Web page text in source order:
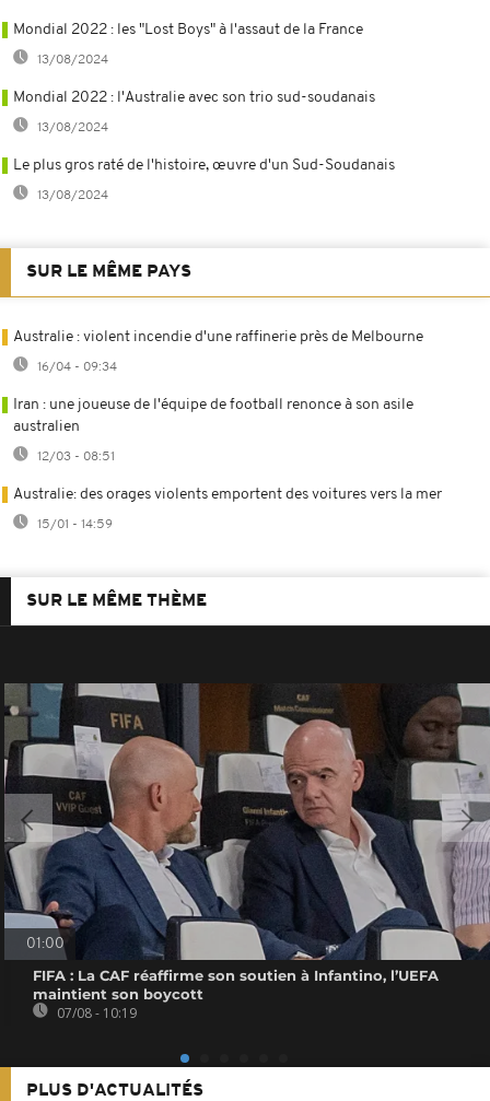
Mondial 2022 : les "Lost Boys" à l'assaut de la France
13/08/2024
Mondial 2022 : l'Australie avec son trio sud-soudanais
13/08/2024
Le plus gros raté de l'histoire, œuvre d'un Sud-Soudanais
13/08/2024
SUR LE MÊME PAYS
Australie : violent incendie d'une raffinerie près de Melbourne
16/04 - 09:34
Iran : une joueuse de l'équipe de football renonce à son asile
australien
12/03 - 08:51
Australie: des orages violents emportent des voitures vers la mer
15/01 - 14:59
SUR LE MÊME THÈME
01:00
FIFA : La CAF réaffirme son soutien à Infantino, l’UEFA
maintient son boycott
07/08 - 10:19
PLUS D'ACTUALITÉS